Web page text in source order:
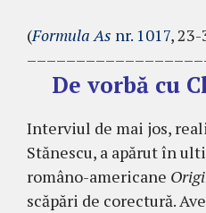
(Formula As nr. 1017,
De vorbă cu
Interviul de mai jos,
Stănescu, a apărut în
româno-americane
scăpări de corectură.